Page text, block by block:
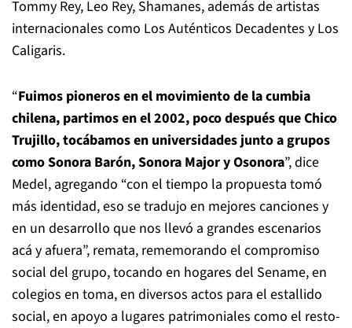
Tommy Rey, Leo Rey, Shamanes, además de artistas
internacionales como Los Auténticos Decadentes y Los
Caligaris.
“Fuimos pioneros en el movimiento de la cumbia
chilena, partimos en el 2002, poco después que Chico
Trujillo, tocábamos en universidades junto a grupos
como Sonora Barón, Sonora Major y Osonora”, dice
Medel, agregando “con el tiempo la propuesta tomó
más identidad, eso se tradujo en mejores canciones y
en un desarrollo que nos llevó a grandes escenarios
acá y afuera”, remata, rememorando el compromiso
social del grupo, tocando en hogares del Sename, en
colegios en toma, en diversos actos para el estallido
social, en apoyo a lugares patrimoniales como el resto-